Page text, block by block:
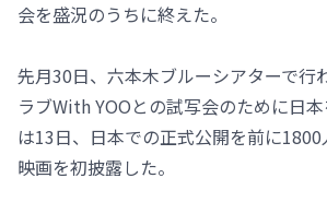
会を盛況のうちに終えた。
先月30日、六本木ブルーシアターで行
ラブWith YOOとの試写会のために日
は13日、日本での正式公開を前に
映画を初披露した。